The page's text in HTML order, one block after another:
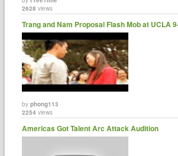
2628 views
Trang and Nam Proposal Flash Mob at UCLA
byphong113
2254 views
Americas Got Talent Arc Attack Audition